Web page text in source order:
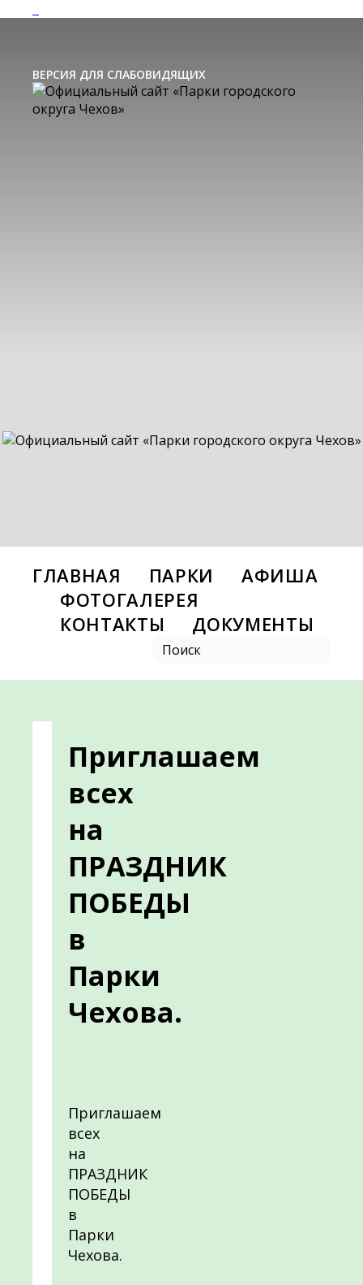
ВЕРСИЯ ДЛЯ СЛАБОВИДЯЩИХ
ГЛАВНАЯ ПАРКИ
АФИША
ФОТОГАЛЕРЕЯ
КОНТАКТЫ
ДОКУМЕНТЫ
Приглашаем
всех
на
ПРАЗДНИК
ПОБЕДЫ
в
Парки
Чехова.
Приглашаем
всех
на
ПРАЗДНИК
ПОБЕДЫ
в
Парки
Чехова.